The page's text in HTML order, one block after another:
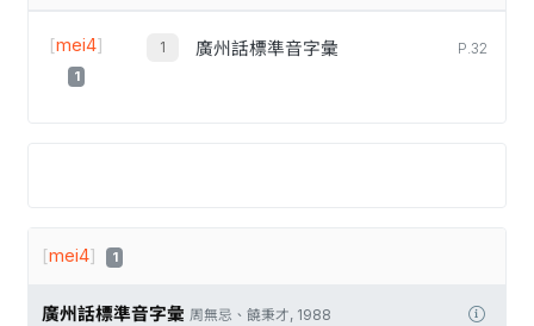
[mei4]
1
廣州話標準音字彙 P.32
[mei4] 1
廣州話標準音字彙 周無忌、饒秉才, 1988